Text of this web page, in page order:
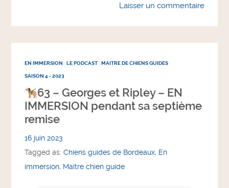
Laisser un commentaire
EN IMMERSION LE PODCAST MAITRE DE CHIENS GUIDES
SAISON 4 - 2023
63 – Georges et Ripley – EN
IMMERSION pendant sa septième
remise
16 juin 2023
Tagged as:Chiens guides de Bordeaux, En
immersion, Maitre chien guide